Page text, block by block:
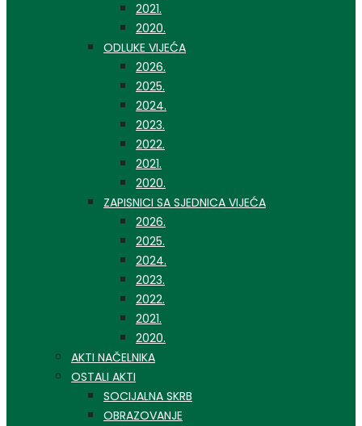
2021.
2020.
ODLUKE VIJEĆA
2026.
2025.
2024.
2023.
2022.
2021.
2020.
ZAPISNICI SA SJEDNICA VIJEĆA
2026.
2025.
2024.
2023.
2022.
2021.
2020.
AKTI NAČELNIKA
OSTALI AKTI
SOCIJALNA SKRB
OBRAZOVANJE